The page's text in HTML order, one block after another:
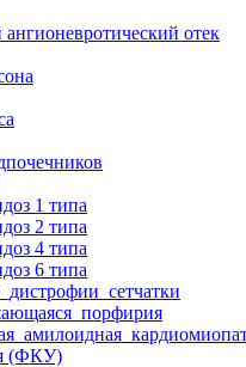
отек
1 типа
2 типа
4 типа
6 типа
(ФКУ)